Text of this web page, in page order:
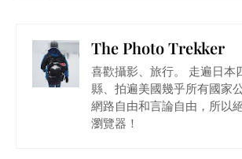
The Photo Trekker
喜歡攝影、旅行。 走遍日本
縣、拍遍美國幾乎所有國家
網路自由和言論自由，所以
瀏覽器！